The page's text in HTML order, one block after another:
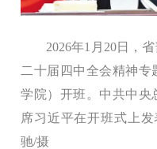
2026年1月20日，
二十届四中全会精神
学院）开班。中共中央
席习近平在开班式上
驰/摄